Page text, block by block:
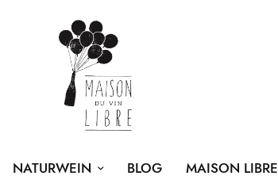
NATURWEIN BLOG MAISON LIBRE